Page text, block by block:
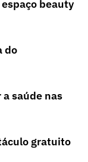
beauty
do
saúde nas
gratuito